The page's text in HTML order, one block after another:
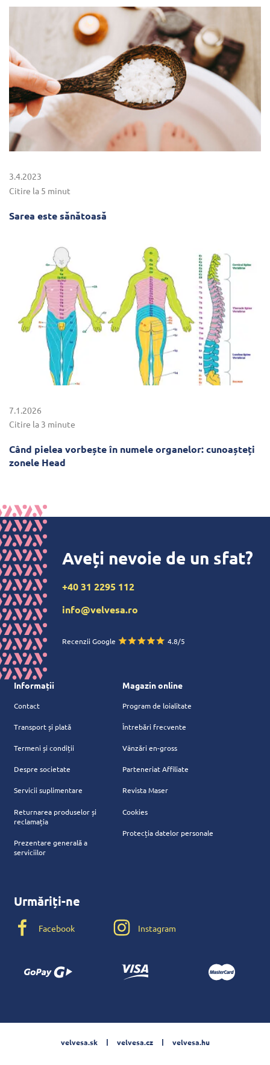
3.4.2023
Citire la 5 minut
Sarea este sănătoasă
7.1.2026
Citire la 3 minute
Când pielea vorbește în numele organelor: cunoașteți
zonele Head
Aveți nevoie de un sfat?
+40 31 2295 112
info@velvesa.ro
Recenzii Google 4.8/5
Informații
Contact
Transport și plată
Termeni și condiții
Despre societate
Servicii suplimentare
Returnarea produselor și
reclamația
Prezentare generală a
serviciilor
Magazin online
Program de loialitate
Întrebări frecvente
Vânzări en-gross
Parteneriat Affiliate
Revista Maser
Cookies
Protecția datelor personale
Urmăriți-ne
Facebook Instagram
velvesa.sk velvesa.cz velvesa.hu